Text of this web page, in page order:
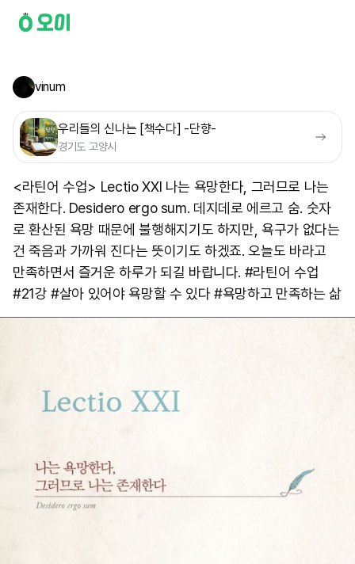
vinum
우리들의 신나는 [책수다] -단향-
경기도 고양시
<라틴어 수업> Lectio XXI 나는 욕망한다, 그러므로 나는
존재한다. Desidero ergo sum. 데지데로 에르고 숨. 숫자
로 환산된 욕망 때문에 불행해지기도 하지만, 욕구가 없다는
건 죽음과 가까워 진다는 뜻이기도 하겠죠. 오늘도 바라고
만족하면서 즐거운 하루가 되길 바랍니다. #라틴어 수업
#21강 #살아 있어야 욕망할 수 있다 #욕망하고 만족하는 삶